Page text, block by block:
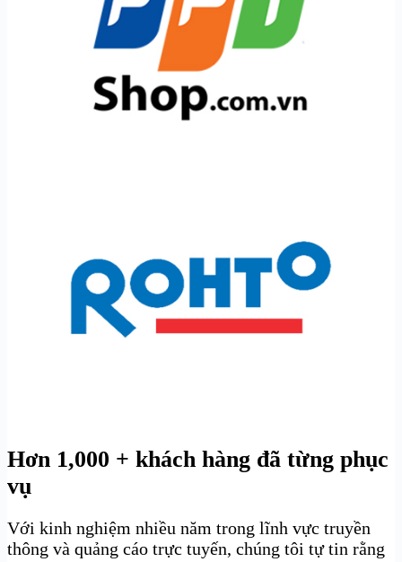
Hơn 1,000 + khách hàng đã từng phục
vụ
Với kinh nghiệm nhiều năm trong lĩnh vực truyền
thông và quảng cáo trực tuyến, chúng tôi tự tin rằng